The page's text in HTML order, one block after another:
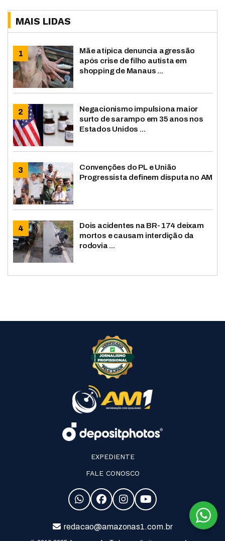
MAIS LIDAS
Mãe atípica denuncia agressão
após crise de filho autista em
shopping de Manaus ...
Negacionismo impulsiona maior
surto de sarampo em 35 anos nos
Estados Unidos ...
Convenções do PL e União
Progressista definem disputa no AM
Dois acidentes na BR-174 deixam
mortos e causam interdição da
rodovia ...
EXPEDIENTE
FALE CONOSCO
redacao@amazonas1.com.br